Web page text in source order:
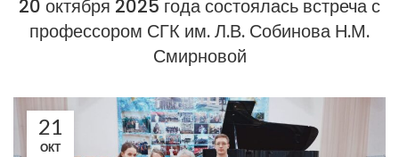
20 октября 2025 года состоялась встреча с
профессором СГК им. Л.В. Собинова Н.М.
Смирновой
21
ОКТ